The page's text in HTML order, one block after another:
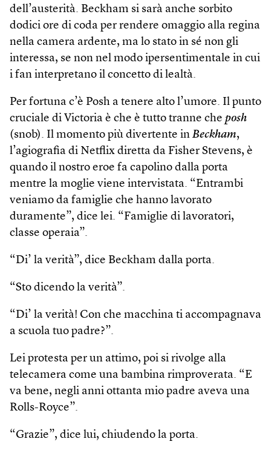
dell’austerità. Beckham si sarà anche sorbito
dodici ore di coda per rendere omaggio alla regina
nella camera ardente, ma lo stato in sé non gli
interessa, se non nel modo ipersentimentale in cui
i fan interpretano il concetto di lealtà.
Per fortuna c’è Posh a tenere alto l’umore. Il punto
cruciale di Victoria è che è tutto tranne che posh
(snob). Il momento più divertente in Beckham,
l’agiografia di Netflix diretta da Fisher Stevens, è
quando il nostro eroe fa capolino dalla porta
mentre la moglie viene intervistata. “Entrambi
veniamo da famiglie che hanno lavorato
duramente”, dice lei. “Famiglie di lavoratori,
classe operaia”.
“Di’ la verità”, dice Beckham dalla porta.
“Sto dicendo la verità”.
“Di’ la verità! Con che macchina ti accompagnava
a scuola tuo padre?”.
Lei protesta per un attimo, poi si rivolge alla
telecamera come una bambina rimproverata. “E
va bene, negli anni ottanta mio padre aveva una
Rolls-Royce”.
“Grazie”, dice lui, chiudendo la porta.